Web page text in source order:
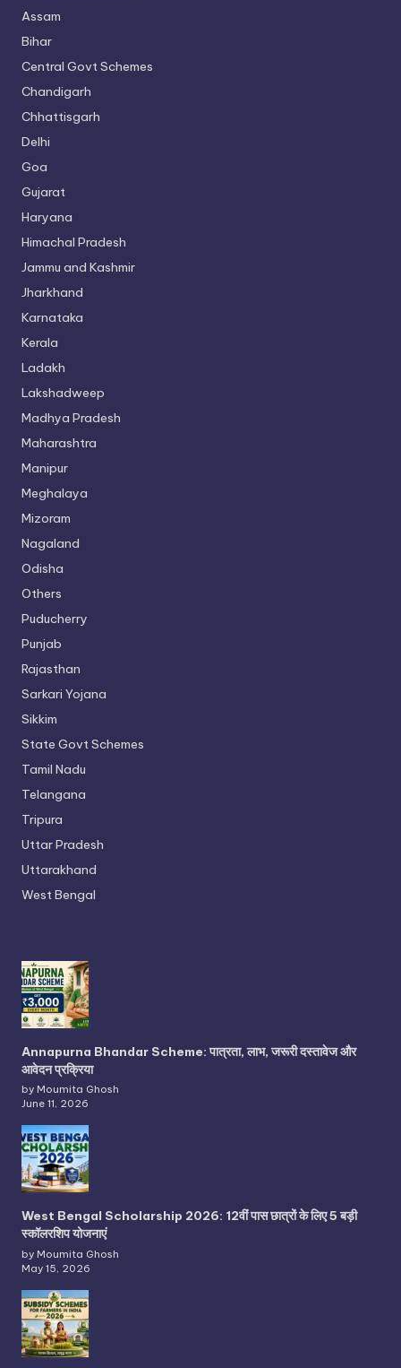
Assam
Bihar
Central Govt Schemes
Chandigarh
Chhattisgarh
Delhi
Goa
Gujarat
Haryana
Himachal Pradesh
Jammu and Kashmir
Jharkhand
Karnataka
Kerala
Ladakh
Lakshadweep
Madhya Pradesh
Maharashtra
Manipur
Meghalaya
Mizoram
Nagaland
Odisha
Others
Puducherry
Punjab
Rajasthan
Sarkari Yojana
Sikkim
State Govt Schemes
Tamil Nadu
Telangana
Tripura
Uttar Pradesh
Uttarakhand
West Bengal
Annapurna Bhandar Scheme: पात्रता, लाभ, जरूरी दस्तावेज और
आवेदन प्रक्रिया
by Moumita Ghosh
June 11, 2026
West Bengal Scholarship 2026: 12वीं पास छात्रों के लिए 5 बड़ी
स्कॉलरशिप योजनाएं
by Moumita Ghosh
May 15, 2026